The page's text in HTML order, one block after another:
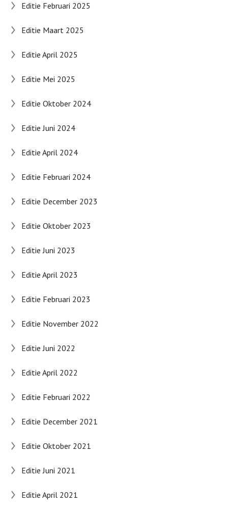
Editie Februari 2025
Editie Maart 2025
Editie April 2025
Editie Mei 2025
Editie Oktober 2024
Editie Juni 2024
Editie April 2024
Editie Februari 2024
Editie December 2023
Editie Oktober 2023
Editie Juni 2023
Editie April 2023
Editie Februari 2023
Editie November 2022
Editie Juni 2022
Editie April 2022
Editie Februari 2022
Editie December 2021
Editie Oktober 2021
Editie Juni 2021
Editie April 2021